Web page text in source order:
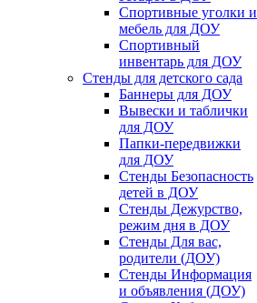
Спортивные уголки и
мебель для ДОУ
Спортивный
инвентарь для ДОУ
Стенды для детского сада
Баннеры для ДОУ
Вывески и таблички
для ДОУ
Папки-передвижки
для ДОУ
Стенды Безопасность
детей в ДОУ
Стенды Дежурство,
режим дня в ДОУ
Стенды Для вас,
родители (ДОУ)
Стенды Информация
и объявления (ДОУ)